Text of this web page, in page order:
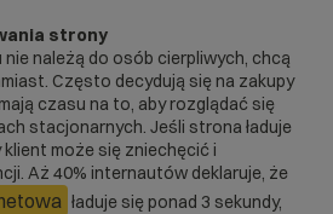
strony
należą do osób cierpliwych, chcą
Często decydują się na zakupy
czasu na to, aby rozglądać się
stacjonarnych. Jeśli strona ładuje
może się zniechęcić i
Aż 40% internautów deklaruje, że
ładuje się ponad 3 sekundy,